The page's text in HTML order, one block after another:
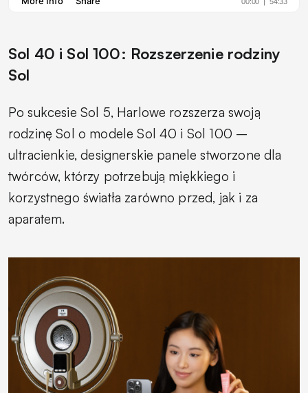
Sol 40 i Sol 100: Rozszerzenie rodziny
Sol
Po sukcesie Sol 5, Harlowe rozszerza swoją
rodzinę Sol o modele Sol 40 i Sol 100 –
ultracienkie, designerskie panele stworzone dla
twórców, którzy potrzebują miękkiego i
korzystnego światła zarówno przed, jak i za
aparatem.